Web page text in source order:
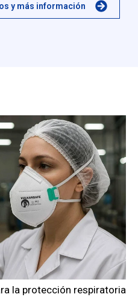
y más información
la protección respiratoria